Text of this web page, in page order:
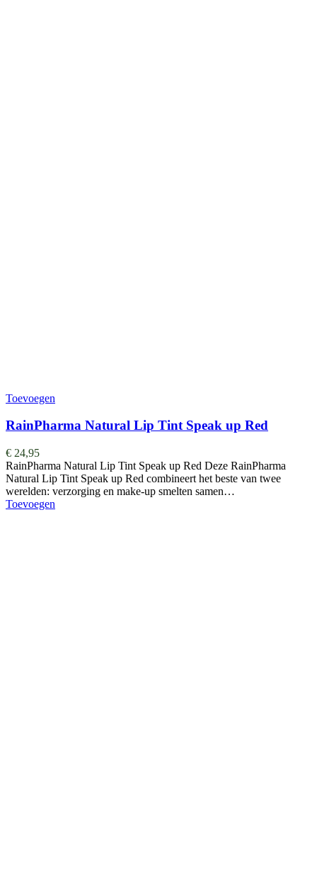
Toevoegen
RainPharma Natural Lip Tint Speak up Red
€ 24,95
RainPharma Natural Lip Tint Speak up Red Deze RainPharma
Natural Lip Tint Speak up Red combineert het beste van twee
werelden: verzorging en make-up smelten samen…
Toevoegen